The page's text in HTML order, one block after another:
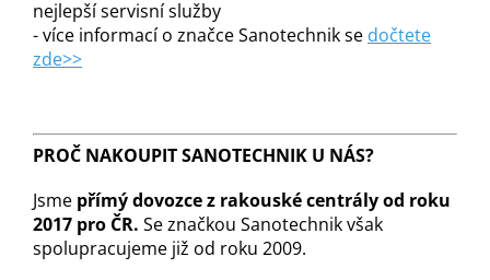
nejlepší servisní služby
- více informací o značce Sanotechnik se dočtete
zde>>
PROČ NAKOUPIT SANOTECHNIK U NÁS?
Jsme přímý dovozce z rakouské centrály od roku
2017 pro ČR. Se značkou Sanotechnik však
spolupracujeme již od roku 2009.